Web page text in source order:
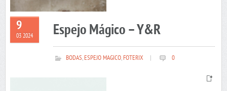
9
03 2024 Espejo Mágico – Y&R
BODAS,ESPEJO MAGICO,FOTERIX 0